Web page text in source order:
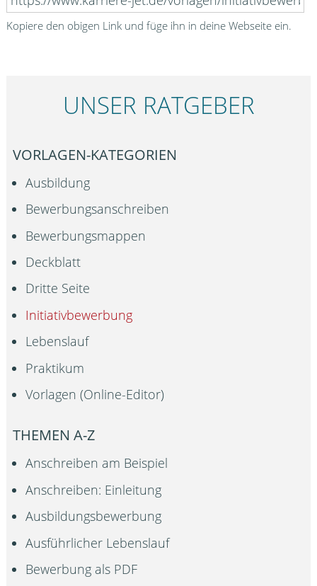
Kopiere den obigen Link und füge ihn in deine Webseite ein.
UNSER RATGEBER
VORLAGEN-KATEGORIEN
Ausbildung
Bewerbungsanschreiben
Bewerbungsmappen
Deckblatt
Dritte Seite
Initiativbewerbung
Lebenslauf
Praktikum
Vorlagen (Online-Editor)
THEMEN A-Z
Anschreiben am Beispiel
Anschreiben: Einleitung
Ausbildungsbewerbung
Ausführlicher Lebenslauf
Bewerbung als PDF